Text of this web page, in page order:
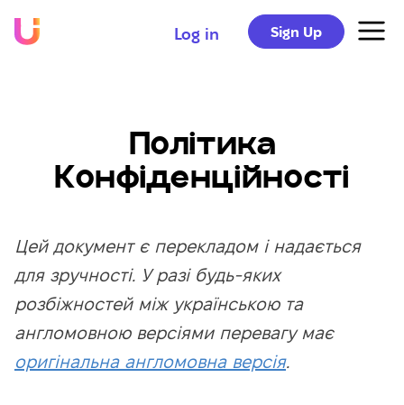
Log in Sign Up
Політика
Конфіденційності
Цей документ є перекладом і надається
для зручності. У разі будь-яких
розбіжностей між українською та
англомовною версіями перевагу має
оригінальна англомовна версія.